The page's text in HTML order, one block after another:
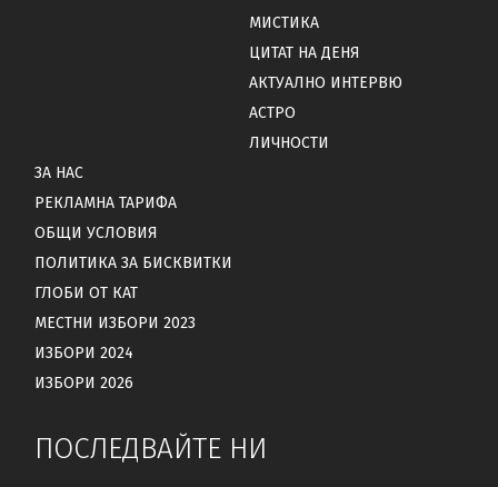
МИСТИКА
ЦИТАТ НА ДЕНЯ
АКТУАЛНО ИНТЕРВЮ
АСТРО
ЛИЧНОСТИ
ЗА НАС
РЕКЛАМНА ТАРИФА
ОБЩИ УСЛОВИЯ
ПОЛИТИКА ЗА БИСКВИТКИ
ГЛОБИ ОТ КАТ
МЕСТНИ ИЗБОРИ 2023
ИЗБОРИ 2024
ИЗБОРИ 2026
ПОСЛЕДВАЙТЕ НИ